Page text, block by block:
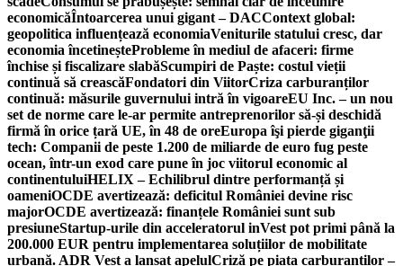
economicăÎntoarcerea unui gigant – DACContext global:
geopolitica influențează economiaVeniturile statului cresc, dar
economia încetineșteProbleme în mediul de afaceri: firme
închise și fiscalizare slabăScumpiri de Paște: costul vieții
continuă să creascăFondatori din ViitorCriza carburanților
continuă: măsurile guvernului intră în vigoareEU Inc. – un nou
set de norme care le-ar permite antreprenorilor să-și deschidă
firmă în orice țară UE, în 48 de oreEuropa îşi pierde giganţii
tech: Companii de peste 1.200 de miliarde de euro fug peste
ocean, într-un exod care pune în joc viitorul economic al
continentuluiHELIX – Echilibrul dintre performanță și
oameniOCDE avertizează: deficitul României devine risc
majorOCDE avertizează: finanțele României sunt sub
presiuneStartup-urile din acceleratorul inVest pot primi până la
200.000 EUR pentru implementarea soluțiilor de mobilitate
urbană. ADR Vest a lansat apelulCriză pe piața carburanților –